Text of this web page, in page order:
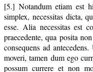
[5.] Notandum etiam est
simplex, necessitas dicta,
esse. Alia necessitas est
praecedente, qua posita
consequens ad
moveri, tamen dum ego
possum currere et non